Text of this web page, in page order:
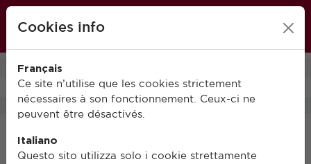
Cookies info
Français
Ce site n’utilise que les cookies strictement
nécessaires à son fonctionnement. Ceux-ci ne
peuvent être désactivés.
Italiano
Questo sito utilizza solo i cookie strettamente